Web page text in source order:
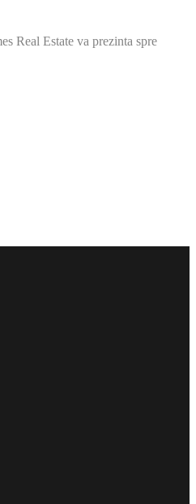
Real Estate va prezinta spre